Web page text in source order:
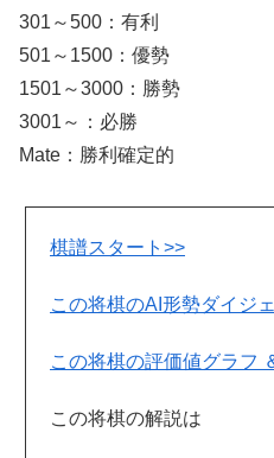
301～500：有利
501～1500：優勢
1501～3000：勝勢
3001～：必勝
Mate：勝利確定的
棋譜スタート>>
この将棋のAI形勢ダイジ
この将棋の評価値グラフ
この将棋の解説は